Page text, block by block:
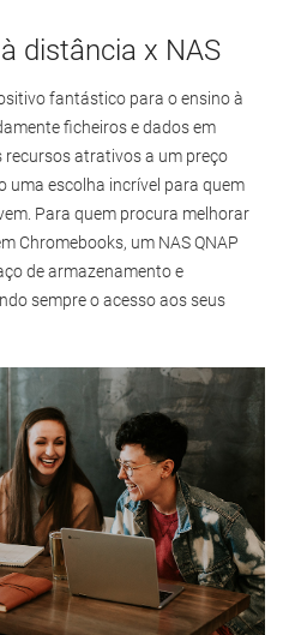
distância x NAS
fantástico para o ensino à
ficheiros e dados em
recursos atrativos a um preço
uma escolha incrível para quem
Para quem procura melhorar
Chromebooks, um NAS QNAP
de armazenamento e
sempre o acesso aos seus